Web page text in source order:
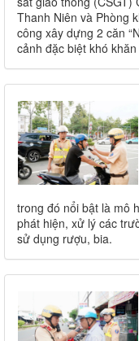
Thanh Niên và Phòng
công xây dựng 2 căn
cảnh đặc biệt khó
trong đó nổi bật là mô
phát hiện, xử lý các
sử dụng rượu, bia.